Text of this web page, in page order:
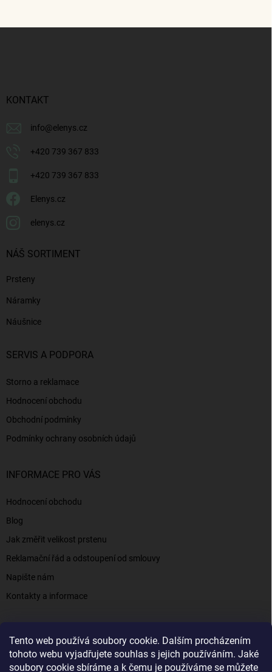
Tento web používá soubory cookie. Dalším procházením
tohoto webu vyjadřujete souhlas s jejich používáním. Jaké
soubory cookie sbíráme a k čemu je používáme se můžete
KONTAKT
info@elenys.cz
+420 739 367 833
+420 739 367 833
Elenys.cz
elenys.cz
NÁŠ SORTIMENT
Prsteny
Náramky
Náušnice
SERVIS A PODPORA
Storno a reklamace
Hodnocení obchodu
Obchodní podmínky
Podmínky ochrany osobních údajů
INFORMACE PRO VÁS
Hodnocení obchodu
Blog
Jak změřit velikost prstenu
Reklamační řád a odstoupení od smlouvy
Napište nám
Kontakty a informace
Elenys.cz - šperky, kterým věříte už od roku 2016